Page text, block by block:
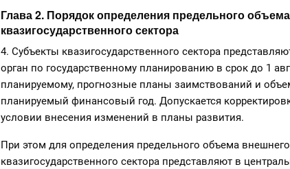
Глава 2. Порядок определения предельного
квазигосударственного сектора
4. Субъекты квазигосударственного сектора
орган по государственному планированию в срок до 1
планируемому, прогнозные планы заимствований и
планируемый финансовый год. Допускается
условии внесения изменений в планы развития.
При этом для определения предельного объема
квазигосударственного сектора представляют в